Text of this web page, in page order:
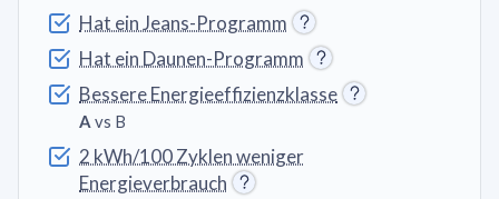
Hat ein Jeans-Programm
Hat ein Daunen-Programm
Bessere Energieeffizienzklasse
A vs B
2 kWh/100 Zyklen weniger
Energieverbrauch